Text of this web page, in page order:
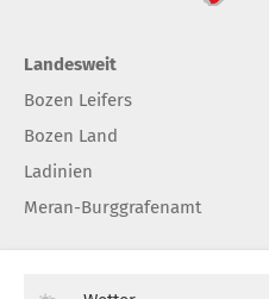
Landesweit
Bozen Leifers
Bozen Land
Ladinien
Meran-Burggrafenamt